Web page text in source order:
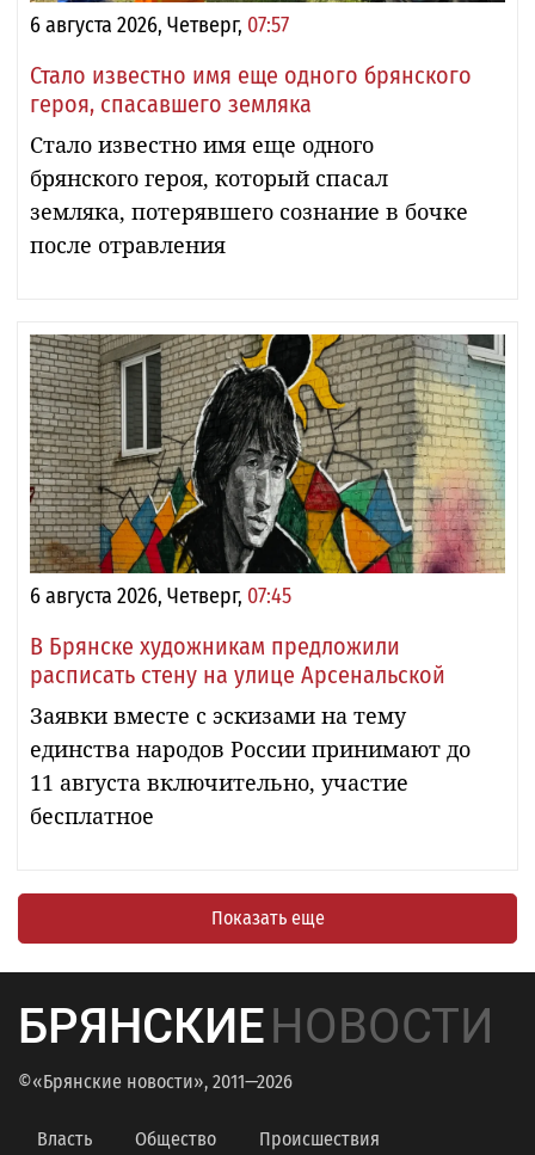
6 августа 2026, Четверг, 07:57
Стало известно имя еще одного брянского
героя, спасавшего земляка
Стало известно имя еще одного
брянского героя, который спасал
земляка, потерявшего сознание в бочке
после отравления
6 августа 2026, Четверг, 07:45
В Брянске художникам предложили
расписать стену на улице Арсенальской
Заявки вместе с эскизами на тему
единства народов России принимают до
11 августа включительно, участие
бесплатное
Показать еще
БРЯНСКИЕНОВОСТИ
©«Брянские новости», 2011—2026
Власть Общество Происшествия